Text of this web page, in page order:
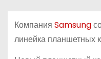
Компания Samsung
линейка планшетных